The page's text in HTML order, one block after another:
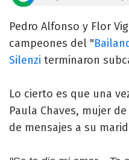
Pedro Alfonso y Flor
campeones del "
Silenzi terminaron
Lo cierto es que una
Paula Chaves, mujer
de mensajes a su